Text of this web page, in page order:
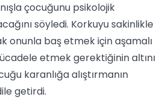
çocuğunu psikolojik
söyledi. Korkuyu sakinlikle
onunla baş etmek için aşamalı
etmek gerektiğinin altını
karanlığa alıştırmanın
getirdi.